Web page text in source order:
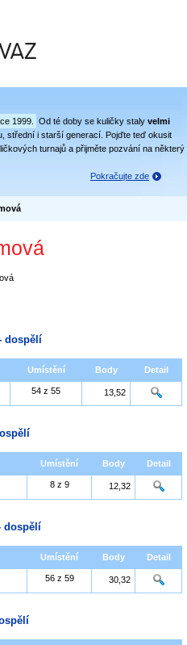
1999. Od té doby se kuličky staly velmi
střední i starší generací. Pojďte teď okusit
turnajů a přijměte pozvání na některý
Pokračujte zde
dospělí
Umístění Body Detail
54 z 55 13,52
Umístění Body Detail
8 z 9 12,32
dospělí
Umístění Body Detail
56 z 59 30,32